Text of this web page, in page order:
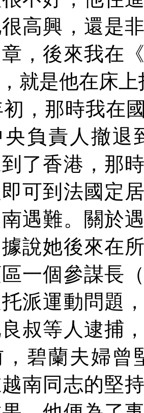
高興，還是
，後來我在
就是他在床
，那時我在
央負責人撤
了香港，那
可到法國定
遇難。關於
說她後來在
一個參謀長
派運動問題
叔等人逮捕
，碧蘭夫婦曾
南同志的堅